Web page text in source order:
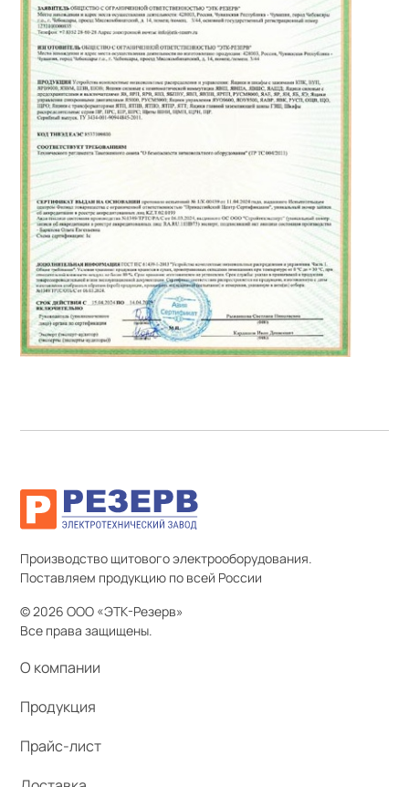
Производство щитового электрооборудования.
Поставляем продукцию по всей России
© 2026 ООО «ЭТК-Резерв»
Все права защищены.
О компании
Продукция
Прайс-лист